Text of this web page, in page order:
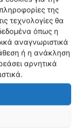
της
τεχνολογίες θα
όπως η
αναγνωριστικά
ή η ανάκληση
αρνητικά